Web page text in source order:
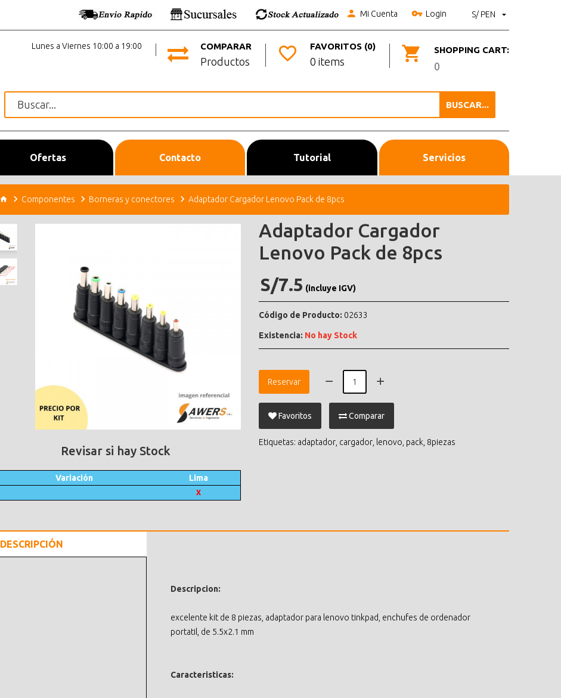
S/ PEN
Mi Cuenta Login
SHOPPING CART:
0
FAVORITOS (0)
0 items
COMPARAR
Productos
Lunes a Viernes 10:00 a 19:00
BUSCAR...
Ofertas Contacto Tutorial Servicios
Componentes Borneras y conectores Adaptador Cargador Lenovo Pack de 8pcs
Revisar si hay Stock
Variación Lima
X
Adaptador Cargador
Lenovo Pack de 8pcs
S/7.5 (incluye IGV)
Código de Producto: 02633
Existencia: No hay Stock
Reservar
Favoritos Comparar
Etiquetas: adaptador cargador lenovo pack 8piezas
DESCRIPCIÓN
Descripcion:
excelente kit de 8 piezas, adaptador para lenovo tinkpad, enchufes de ordenador
portatil, de 5.5x2.1 mm
Caracteristicas: